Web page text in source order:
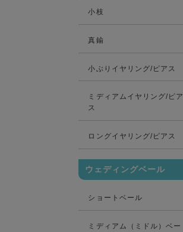
小枝
真鍮
小ぶりイヤリング/ピアス
ミディアムイヤリング/ピア
ス
ロングイヤリング/ピアス
ウェディングベール
ショートベール
ミディアム（ミドル）ベー